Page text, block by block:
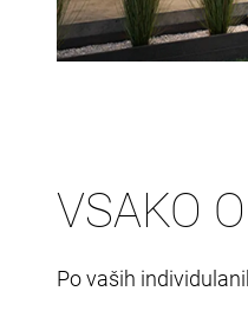
VSAKO
Po vaših